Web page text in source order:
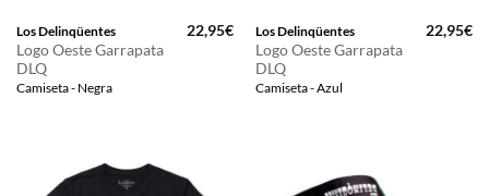
Los Delinqüentes
Logo Oeste Garrapata
DLQ
Camiseta - Negra
22,95€ Los Delinqüentes
Logo Oeste Garrapata
DLQ
Camiseta - Azul
22,95€